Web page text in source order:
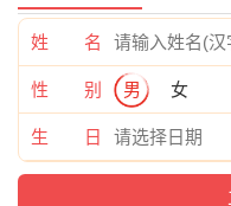
姓 名
性 别 男 女
生 日